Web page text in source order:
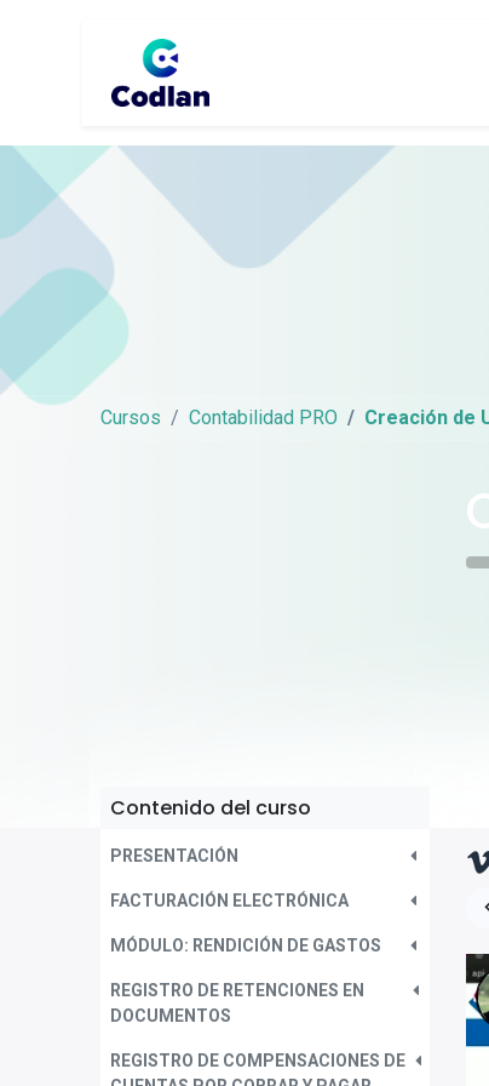
Cursos Contabilidad PRO Creación de
Contenido del curso
PRESENTACIÓN
FACTURACIÓN ELECTRÓNICA
MÓDULO: RENDICIÓN DE GASTOS
REGISTRO DE RETENCIONES EN
DOCUMENTOS
REGISTRO DE COMPENSACIONES DE